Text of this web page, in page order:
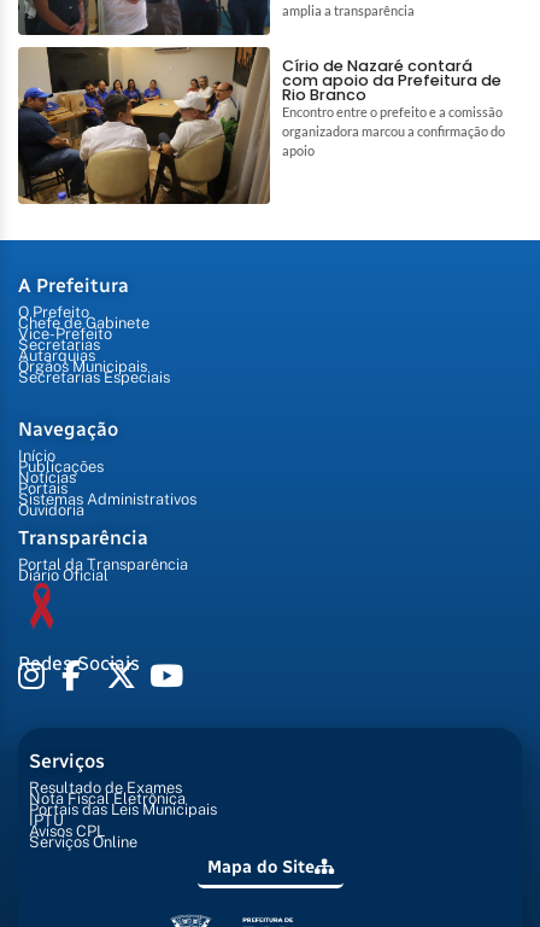
amplia a transparência
Círio de Nazaré contará
com apoio da Prefeitura de
Rio Branco
Encontro entre o prefeito e a comissão
organizadora marcou a confirmação do
apoio
A Prefeitura
O Prefeito
Chefe de Gabinete
Vice-Prefeito
Secretarias
Autarquias
Órgãos Municipais
Secretarias Especiais
Navegação
Início
Publicações
Notícias
Portais
Sistemas Administrativos
Ouvidoria
Transparência
Portal da Transparência
Diário Oficial
Redes Sociais
Serviços
Resultado de Exames
Nota Fiscal Eletrônica
Portais das Leis Municipais
IPTU
Avisos CPL
Serviços Online
Mapa do Site